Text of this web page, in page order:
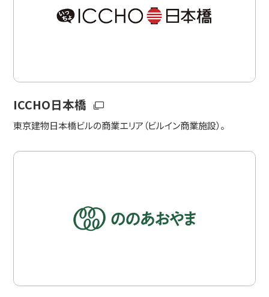
ICCHO日本橋
東京建物日本橋ビルの商業エリア（ビルイン商業施設）。